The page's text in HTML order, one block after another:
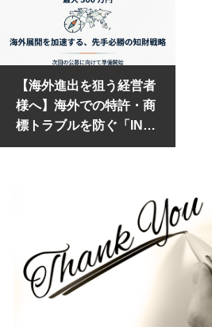
【海外進出を狙う経営者
様へ】海外での特許・商
標トラブルを防ぐ「INPI
T補助金」先手必勝のロ